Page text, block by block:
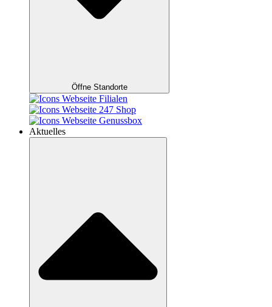
Öffne Standorte
Aktuelles